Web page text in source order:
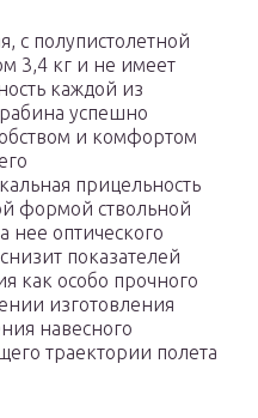
с полупистолетной
3,4 кг и не имеет
каждой из
успешно
и комфортом
прицельность
формой ствольной
нее оптического
показателей
как особо прочного
изготовления
навесного
траектории полета